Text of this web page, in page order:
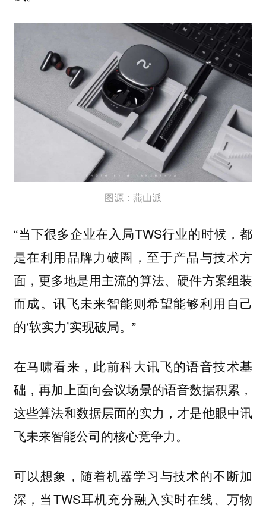
图源：燕山派
“当下很多企业在入局TWS行业的时候，都
是在利用品牌力破圈，至于产品与技术方
面，更多地是用主流的算法、硬件方案组装
而成。讯飞未来智能则希望能够利用自己
的‘软实力’实现破局。”
在马啸看来，此前科大讯飞的语音技术基
础，再加上面向会议场景的语音数据积累，
这些算法和数据层面的实力，才是他眼中讯
飞未来智能公司的核心竞争力。
可以想象，随着机器学习与技术的不断加
深，当TWS耳机充分融入实时在线、万物